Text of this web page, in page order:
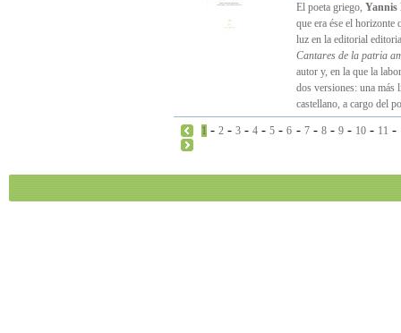
El poeta griego, Yannis
que era ése el horizonte
luz en la editorial
Cantares de la patria
autor y, en la que la
dos versiones: una más
castellano, a cargo del
1 -2 -3 -4 -5 -6 - 7- 8- 9- 10- 11 -